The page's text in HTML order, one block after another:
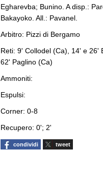
Egharevba; Bunino. A disp.:
Bakayoko. All.: Pavanel.
Arbitro: Pizzi di Bergamo
Reti: 9' Collodel (Ca), 14' e 26'
62' Paglino (Ca)
Ammoniti:
Espulsi:
Corner: 0-8
Recupero: 0'; 2'
condividi tweet